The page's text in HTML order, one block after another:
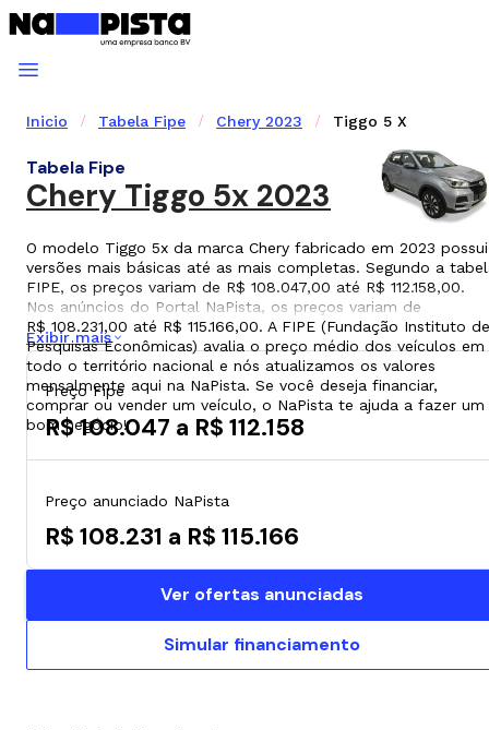
Inicio Tabela Fipe Chery 2023 Tiggo 5 X
Tabela Fipe
Chery Tiggo 5x 2023
O modelo Tiggo 5x da marca Chery fabricado em 2023 possui
versões mais básicas até as mais completas. Segundo a
FIPE, os preços variam de R$ 108.047,00 até R$ 112.158,00.
Nos anúncios do Portal NaPista, os preços variam de
R$ 108.231,00 até R$ 115.166,00. A FIPE (Fundação Instituto de
Pesquisas Econômicas) avalia o preço médio dos veículos em
todo o território nacional e nós atualizamos os valores
mensalmente aqui na NaPista. Se você deseja financiar,
comprar ou vender um veículo, o NaPista te ajuda a fazer um
bom negócio!
Exibir mais
Preço Fipe
R$ 108.047 a R$ 112.158
Preço anunciado NaPista
R$ 108.231 a R$ 115.166
Ver ofertas anunciadas
Simular financiamento